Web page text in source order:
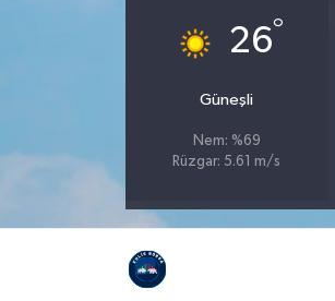
26°
Güneşli
Nem: %69
Rüzgar: 5.61 m/s